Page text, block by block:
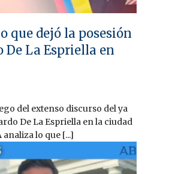
que dejó la posesión
De La Espriella en
del extenso discurso del ya
De La Espriella en la ciudad
analiza lo que [...]